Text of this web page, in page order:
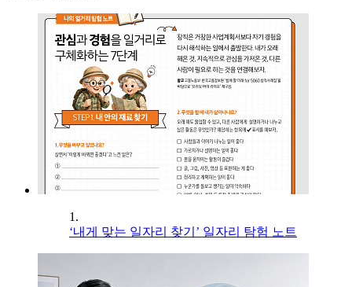
1.
‘내게 맞는 일자리 찾기’ 일자리 탐험 노트